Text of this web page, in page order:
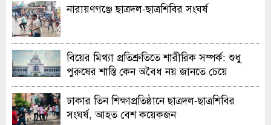
নারায়ণগঞ্জে ছাত্রদল-ছাত্রশিবির সংঘর্ষ
বিয়ের মিথ্যা প্রতিশ্রুতিতে শারীরিক সম্পর্ক: শুধু
পুরুষের শাস্তি কেন অবৈধ নয় জানতে চেয়ে
হাইকোর্টের রুল
ঢাকার তিন শিক্ষাপ্রতিষ্ঠানে ছাত্রদল-ছাত্রশিবির
সংঘর্ষ, আহত বেশ কয়েকজন